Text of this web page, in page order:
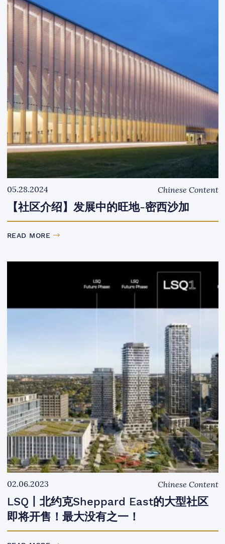
05.28.2024 Chinese Content
【社区介绍】发展中的旺地-密西沙加
READ MORE
02.06.2023 Chinese Content
LSQ丨北约克Sheppard East的大型社区
即将开售！最大没有之一！